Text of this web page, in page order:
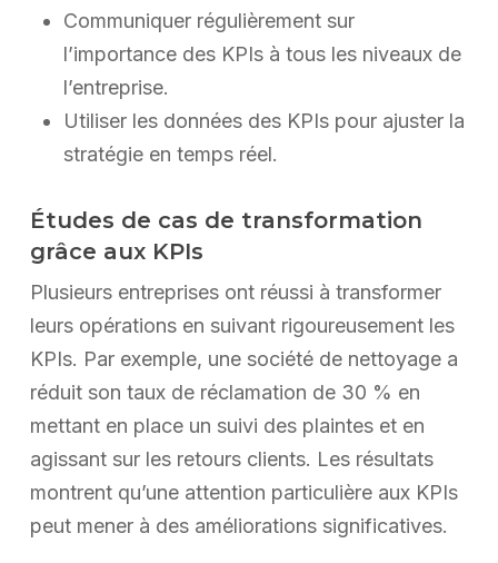
Communiquer régulièrement sur
l’importance des KPIs à tous les niveaux de
l’entreprise.
Utiliser les données des KPIs pour ajuster la
stratégie en temps réel.
Études de cas de transformation
grâce aux KPIs
Plusieurs entreprises ont réussi à transformer
leurs opérations en suivant rigoureusement les
KPIs. Par exemple, une société de nettoyage a
réduit son taux de réclamation de 30 % en
mettant en place un suivi des plaintes et en
agissant sur les retours clients. Les résultats
montrent qu’une attention particulière aux KPIs
peut mener à des améliorations significatives.